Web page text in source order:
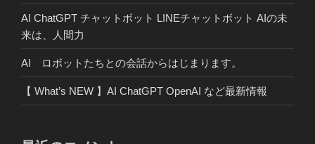
AI ChatGPT チャットボット LINEチャットボット AIの未
来は、人間力
AI ロボットたちとの会話からはじまります。
【 What’s NEW 】AI ChatGPT OpenAI など最新情報